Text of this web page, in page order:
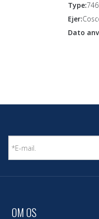
Type:
Ejer:
Dato
OM OS